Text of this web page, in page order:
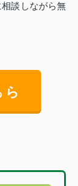
談しながら無